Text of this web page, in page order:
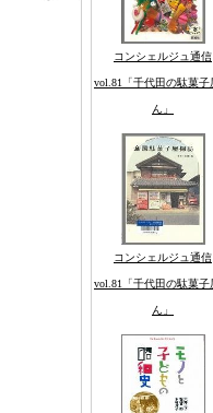
コンシェルジュ通信
vol.81「千代田の駄菓子
ん」
コンシェルジュ通信
vol.81「千代田の駄菓子
ん」